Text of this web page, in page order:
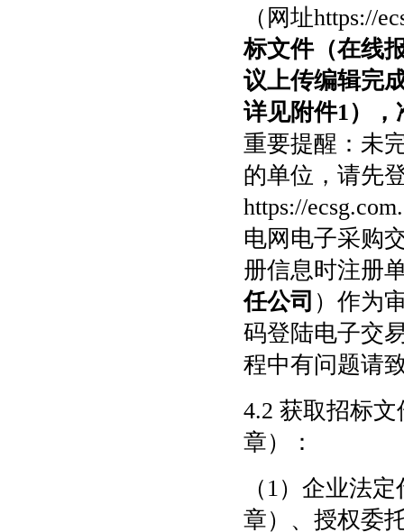
（网址https://
标文件（在线
议上传编辑完
详见附件1）
重要提醒：未
的单位，请先
https://
电网电子采购
册信息时注册
任公司 ）作为
码登陆电子交
程中有问题请
4.2 获取招标
章）：
（ 1）企业法
章）、授权委